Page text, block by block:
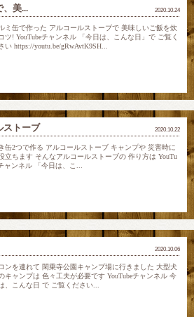
2020.10.24
、美...
ミ缶で作った アルコールストーブで 美味しいご飯を炊
ツ! YouTubeチャンネル 「今日は、こんな日」で ご覧く
い https://youtu.be/gRwAvtK9SH...
2020.10.22
ストーブ
缶2つで作る アルコールストーブ キャンプや 災害時に
立ちます そんなアルコールストーブの 作り方は YouTu
ャンネル 「今日は、こ...
2020.10.06
ンを連れて 閑乗寺公園キャンプ場に行きました 大型犬
キャンプは 色々工夫が必要です YouTubeチャンネル 今
、こんな日 で ご覧ください...